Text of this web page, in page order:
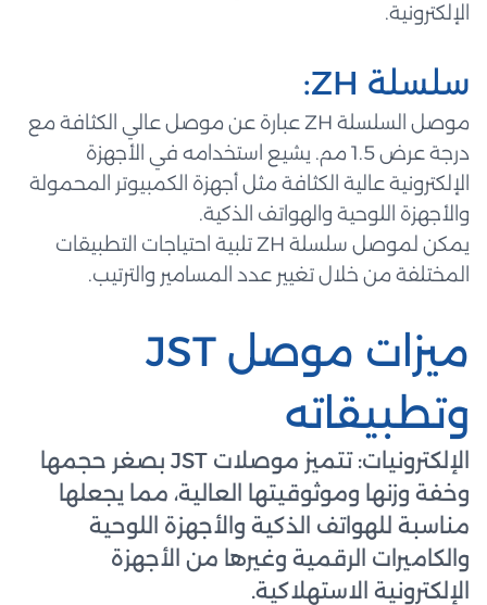
الإلكترونية.
سلسلة ZH:
موصل السلسلة ZH عبارة عن موصل عالي الكثافة مع
درجة عرض 1.5 مم. يشيع استخدامه في الأجهزة
الإلكترونية عالية الكثافة مثل أجهزة الكمبيوتر المحمولة
والأجهزة اللوحية والهواتف الذكية.
يمكن لموصل سلسلة ZH تلبية احتياجات التطبيقات
المختلفة من خلال تغيير عدد المسامير والترتيب.
ميزات موصل JST
وتطبيقاته
الإلكترونيات: تتميز موصلات JST بصغر حجمها
وخفة وزنها وموثوقيتها العالية، مما يجعلها
مناسبة للهواتف الذكية والأجهزة اللوحية
والكاميرات الرقمية وغيرها من الأجهزة
الإلكترونية الاستهلاكية.